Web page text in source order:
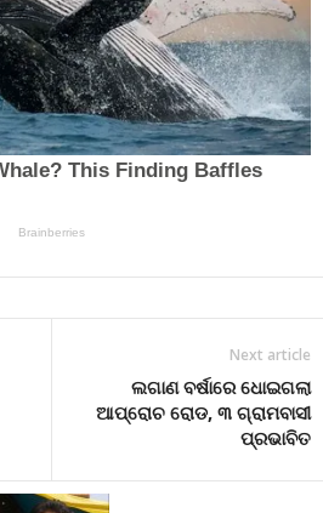
Next article
ଲଗାଣ ବର୍ଷାରେ ଧୋଇଗଲା
ଆପ୍ରୋଚ ରୋଡ, ୩ ଗ୍ରାମବାସୀ
ପ୍ରଭାବିତ